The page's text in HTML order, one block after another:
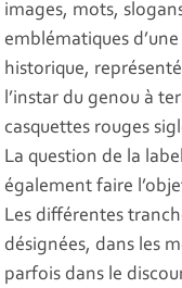
images, mots,
emblématiques
historique,
l’instar du genou à
casquettes rouges
La question de la
également faire
Les différentes
désignées, dans les
parfois dans le